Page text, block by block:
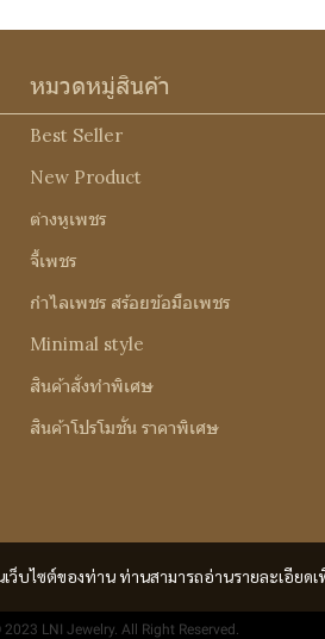
บไซต์ของท่าน ท่านสามารถอ่านรายละเอียดเ
หมวดหมู่สินค้า
Best Seller
New Product
ต่างหูเพชร
จี้เพชร
กำไลเพชร สร้อยข้อมือเพชร
Minimal style
สินค้าสั่งทำพิเศษ
สินค้าโปรโมชั่น ราคาพิเศษ
LNI Jewelry. All Right Reserved.